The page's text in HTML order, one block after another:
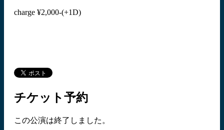
charge ¥2,000-(+1D)
チケット予約
この公演は終了しました。